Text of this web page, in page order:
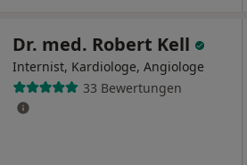
Dr. med. Robert Kell
Internist, Kardiologe, Angiologe
33 Bewertungen